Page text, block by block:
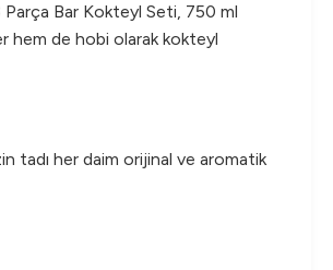
Bar Kokteyl Seti, 750 ml
hem de hobi olarak kokteyl
tadı her daim orijinal ve aromatik